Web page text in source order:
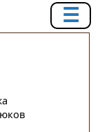
☰